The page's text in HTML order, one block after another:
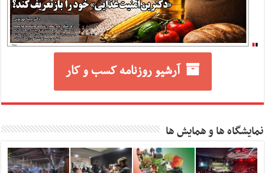
آرشیو روزنامه کسب و کار
نمایشگاه ها و همایش ها